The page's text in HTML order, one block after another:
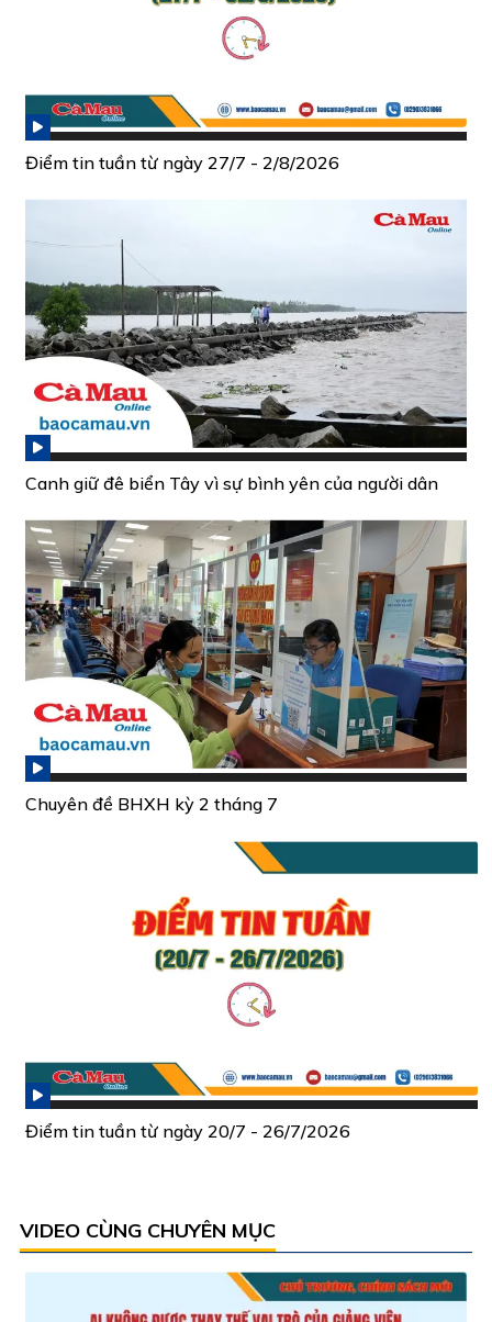
Điểm tin tuần từ ngày 27/7 - 2/8/2026
Canh giữ đê biển Tây vì sự bình yên của người dân
Chuyên đề BHXH kỳ 2 tháng 7
Điểm tin tuần từ ngày 20/7 - 26/7/2026
VIDEO CÙNG CHUYÊN MỤC